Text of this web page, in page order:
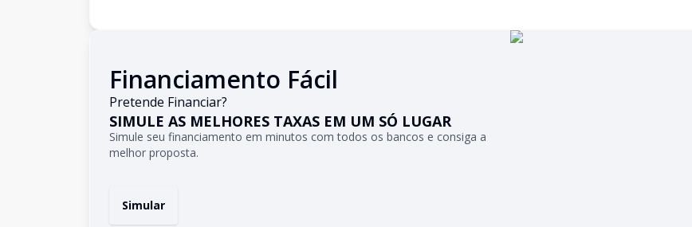
Financiamento Fácil
Pretende Financiar?
SIMULE AS MELHORES TAXAS EM UM SÓ LUGAR
Simule seu financiamento em minutos com todos os bancos e consiga a
melhor proposta.
Simular